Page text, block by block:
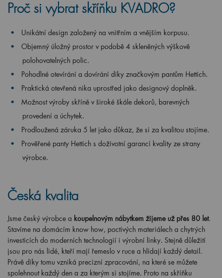
Proč si vybrat skříňku KVADRO?
Unikátní design založený na vnitřním a vnějším korpusu.
Objemný úložný prostor v podobě 4 skleněných výškově
polohovatelných polic.
Pohodlné otevírání a dovírání díky značkovým pantům Hettich.
Praktická otevřená nika uprostřed jako designový doplněk.
Možnost výroby skříně v široké škále dekorů, barevných
provedení a úchytek.
Prodloužená záruka 5 let jako důkaz, že si za kvalitou stojíme.
Prověřené panty Hettich s doživotní garancí kvality ze strany
výrobce.
Česká kvalita
Jsme český výrobce a koupelnovým nábytkem žijeme už přes 80 let.
Stavíme na domácím know how, poctivých materiálech a chytrých
investicích do moderních technologií i výrobní linky. Stejně důležití
jsou pro nás lidé, kteří mají řemeslo v ruce a hlídají každý detail.
Právě díky tomu vzniká precizní zpracování, na které se můžete
spolehnout každý den a za kterým si stojíme. Proto na skříňku